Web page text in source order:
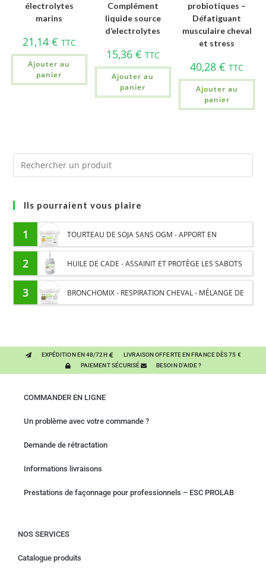
électrolytes
marins
21,14 € TTC
Ajouter au
panier
Complément
liquide source
d’electrolytes
15,36 € TTC
Ajouter au
panier
probiotiques –
Défatiguant
musculaire cheval
et stress
40,28€ TTC
Ajouter au
panier
Ils pourraient vous plaire
1 TOURTEAU DE SOJA SANS OGM - APPORT EN
PROTÉINES ET SOUTIEN ÉNERGÉTIQUE POUR CHEVAUX
2 HUILE DE CADE - ASSAINIT ET PROTÈGE LES SABOTS
DE L’HUMIDITÉ
3 BRONCHOMIX - RESPIRATION CHEVAL - MÉLANGE DE
EXPÉDITION EN 48/72H
LIVRAISON OFFERTE EN FRANCE DÈS 75 €
PAIEMENT SÉCURISÉ
BESOIN D'AIDE ?
COMMANDER EN LIGNE
Un problème avec votre commande ?
Demande de rétractation
Informations livraisons
Prestations de façonnage pour professionnels – ESC PROLAB
NOS SERVICES
Catalogue produits